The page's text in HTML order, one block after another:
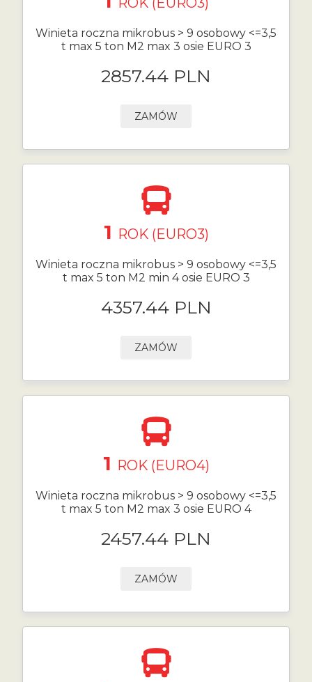
Winieta roczna mikrobus > 9 osobowy <=3,5
t max 5 ton M2 max 3 osie EURO 3
2857.44 PLN
ZAMÓW
1 ROK (EURO3)
Winieta roczna mikrobus > 9 osobowy <=3,5
t max 5 ton M2 min 4 osie EURO 3
4357.44 PLN
ZAMÓW
1 ROK (EURO4)
Winieta roczna mikrobus > 9 osobowy <=3,5
t max 5 ton M2 max 3 osie EURO 4
2457.44 PLN
ZAMÓW